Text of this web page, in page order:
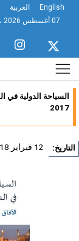
English العربية
السياحة الدولية في
2017
12 فبراير 2018